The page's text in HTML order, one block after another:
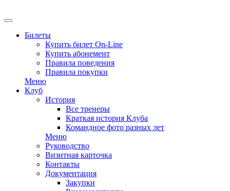
Билеты
Купить билет On-Line
Купить абонемент
Правила поведения
Правила покупки
Меню
Клуб
История
Все тренеры
Краткая история Клуба
Командное фото разных лет
Меню
Руководство
Визитная карточка
Контакты
Документация
Закупки